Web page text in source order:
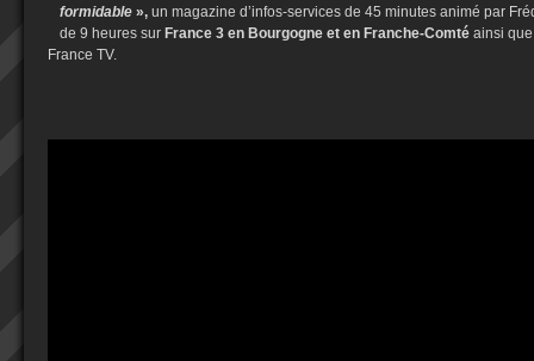
formidable », un magazine d’infos-services de 45 minutes animé par
de 9 heures sur France 3 en Bourgogne et en Franche-Comté ainsi
France TV.